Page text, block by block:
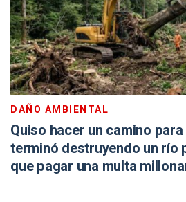
DAÑO AMBIENTAL
Quiso hacer un camino
terminó destruyendo un río
que pagar una multa